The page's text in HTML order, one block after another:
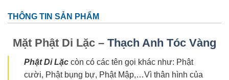
THÔNG TIN SẢN PHẨM
Mặt Phật Di Lặc – Thạch Anh Tóc Vàng
Phật Di Lặc còn có các tên gọi khác như: Phật
cười, Phật bụng bự, Phật Mập,…Vì thân hình của